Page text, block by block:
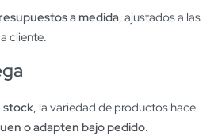
a medida, ajustados a las
cliente.
stock, la variedad de productos hace
o adapten bajo pedido.